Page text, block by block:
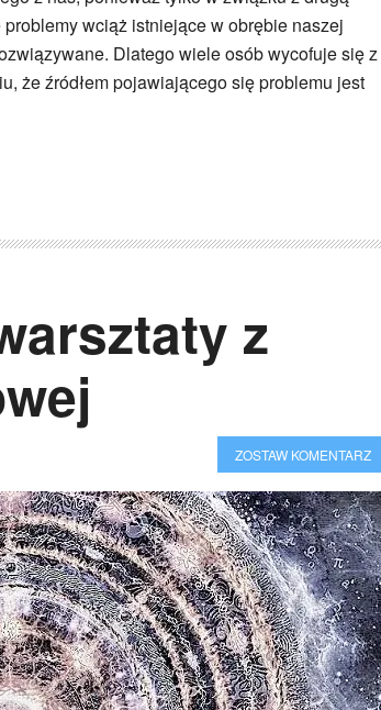
wciąż istniejące w obrębie naszej
Dlatego wiele osób wycofuje się z
że źródłem pojawiającego się problemu jest
z
ZOSTAW KOMENTARZ